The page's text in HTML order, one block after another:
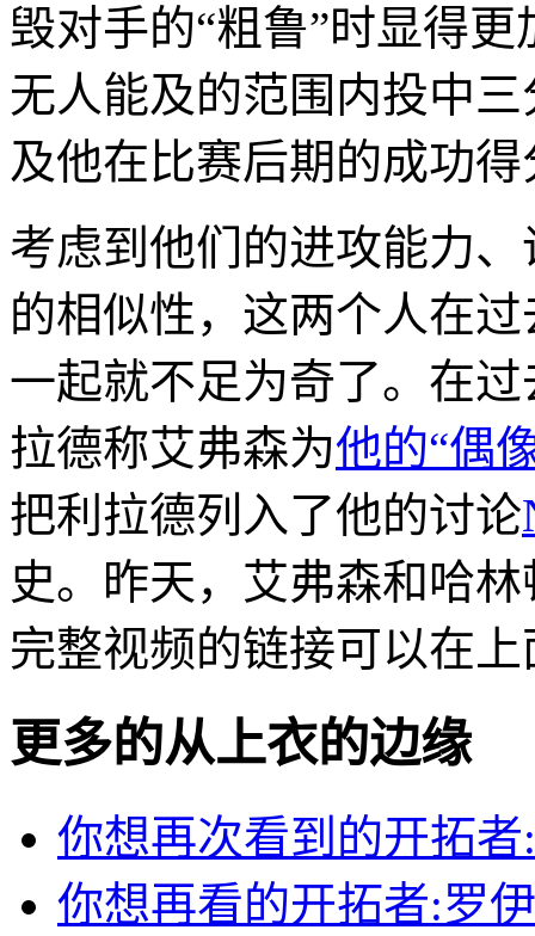
毁对手的“粗鲁”时显得
无人能及的范围内投中
及他在比赛后期的成功
考虑到他们的进攻能力
的相似性，这两个人在
一起就不足为奇了。在
拉德称艾弗森为他的“偶
把利拉德列入了他的讨论
史。昨天，艾弗森和哈
完整视频的链接可以在
更多的从上衣的边缘
你想再次看到的开拓者
你想再看的开拓者:罗